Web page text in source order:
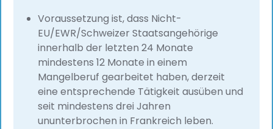
Voraussetzung ist, dass Nicht-
EU/EWR/Schweizer Staatsangehörige
innerhalb der letzten 24 Monate
mindestens 12 Monate in einem
Mangelberuf gearbeitet haben, derzeit
eine entsprechende Tätigkeit ausüben und
seit mindestens drei Jahren
ununterbrochen in Frankreich leben.